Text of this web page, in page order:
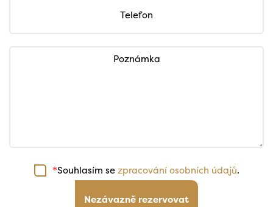
Telefon
Poznámka
*Souhlasím sezpracování osobních údajů.
Nezávazně rezervovat